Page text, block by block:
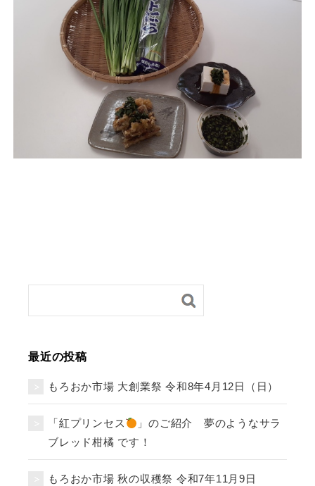
最近の投稿
もろおか市場 大創業祭 令和8年4月12日（日）
「紅プリンセス
」のご紹介 夢のようなサラ
ブレッド柑橘 です！
もろおか市場 秋の収穫祭 令和7年11月9日